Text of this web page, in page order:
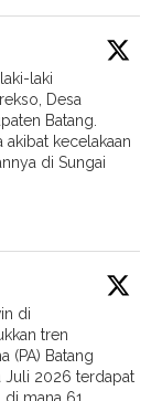
laki
Desa
Batang.
kecelakaan
di Sungai
di
tren
(PA) Batang
Juli 2026 terdapat